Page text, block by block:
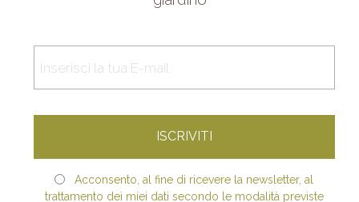
Acconsento, al fine di ricevere la newsletter, al
trattamento dei miei dati secondo le modalità previste